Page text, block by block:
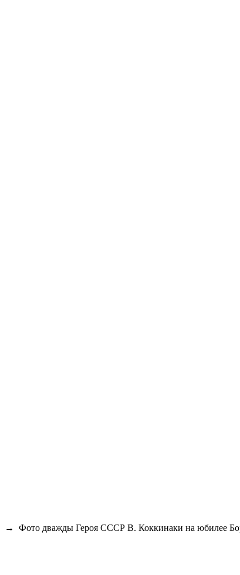
→
Фото дважды Героя СССР В. Коккинаки на юбилее